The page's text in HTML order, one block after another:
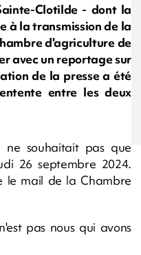
Clotilde - dont la
à la transmission de la
d'agriculture de
avec un reportage sur
de la presse a été
entre les deux
ne souhaitait pas que
26 septembre 2024.
le mail de la Chambre
pas nous qui avons